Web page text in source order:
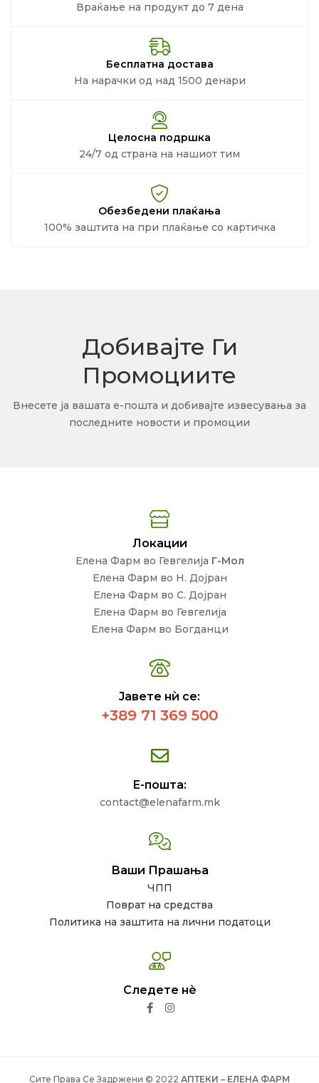
Враќање на продукт до 7 дена
Бесплатна достава
На нарачки од над 1500 денари
Целосна подршка
24/7 од страна на нашиот тим
Обезбедени плаќања
100% заштита на при плаќање со картичка
Добивајте Ги
Промоциите
Внесете ја вашата е-пошта и добивајте извесувања за
последните новости и промоции
Локации
Елена Фарм во Гевгелија Г-Мол
Елена Фарм во Н. Дојран
Елена Фарм во С. Дојран
Елена Фарм во Гевгелија
Елена Фарм во Богданци
Јавете нѝ се:
+389 71 369 500
Е-пошта:
contact@elenafarm.mk
Ваши Прашања
ЧПП
Поврат на средства
Политика на заштита на лични податоци
Следете нѐ
Сите Права Се Задржени © 2022 АПТЕКИ – ЕЛЕНА ФАРМ